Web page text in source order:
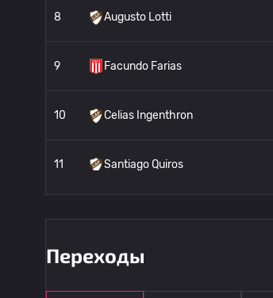
8 Augusto Lotti
9 Facundo Farias
10 Celias Ingenthron
11 Santiago Quiros
13 Thiago Currado
Переходы